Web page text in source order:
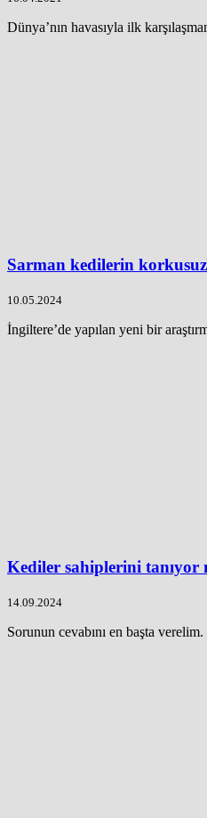
Dünya’nın havasıyla ilk
Sarman kedilerin
10.05.2024
İngiltere’de yapılan yeni bir
Kediler sahiplerini tanıyor
14.09.2024
Sorunun cevabını en başta